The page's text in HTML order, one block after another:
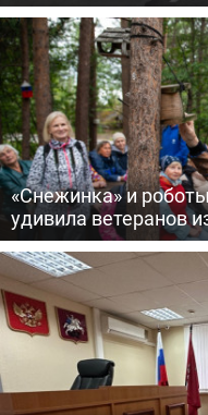
«Снежинка» и
удивила ветеранов